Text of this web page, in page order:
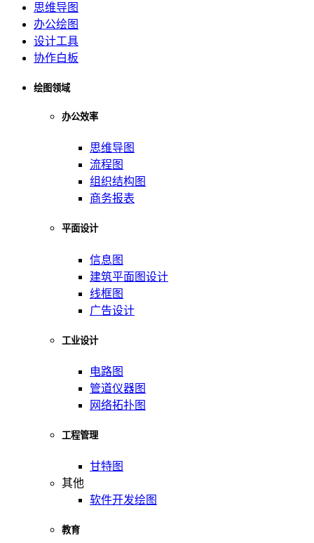
思维导图
办公绘图
设计工具
协作白板
绘图领域
办公效率
思维导图
流程图
组织结构图
商务报表
平面设计
信息图
建筑平面图设计
线框图
广告设计
工业设计
电路图
管道仪器图
网络拓扑图
工程管理
甘特图
其他
软件开发绘图
教育